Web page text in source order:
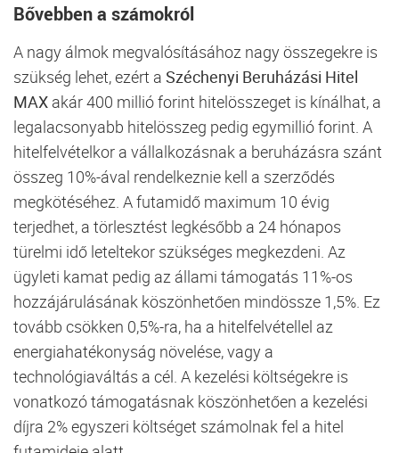
Bővebben a számokról
A nagy álmok megvalósításához nagy összegekre is
szükség lehet, ezért a Széchenyi Beruházási Hitel
MAX akár 400 millió forint hitelösszeget is kínálhat, a
legalacsonyabb hitelösszeg pedig egymillió forint. A
hitelfelvételkor a vállalkozásnak a beruházásra szánt
összeg 10%-ával rendelkeznie kell a szerződés
megkötéséhez. A futamidő maximum 10 évig
terjedhet, a törlesztést legkésőbb a 24 hónapos
türelmi idő leteltekor szükséges megkezdeni. Az
ügyleti kamat pedig az állami támogatás 11%-os
hozzájárulásának köszönhetően mindössze 1,5%. Ez
tovább csökken 0,5%-ra, ha a hitelfelvétellel az
energiahatékonyság növelése, vagy a
technológiaváltás a cél. A kezelési költségekre is
vonatkozó támogatásnak köszönhetően a kezelési
díjra 2% egyszeri költséget számolnak fel a hitel